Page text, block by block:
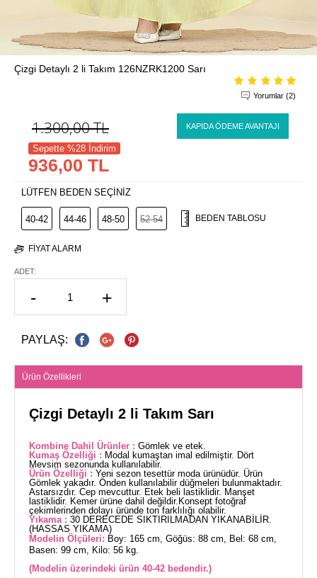
Çizgi Detaylı 2 li Takım 126NZRK1200 Sarı
Yorumlar (2)
1.300,00TL KAPIDA ÖDEME AVANTAJI
Sepette %28 İndirim
936,00 TL
LÜTFEN BEDEN SEÇİNİZ
40-42 44-46 48-50 52-54 BEDEN TABLOSU
FIYAT ALARM
ADET:
- +
PAYLAŞ:
Ürün Özellikleri
Çizgi Detaylı 2 li Takım Sarı
Kombine Dahil Ürünler : Gömlek ve etek.
Kumaş Özelliği : Modal kumaştan imal edilmiştir. Dört
Mevsim sezonunda kullanılabilir.
Ürün Özelliği : Yeni sezon tesettür moda ürünüdür. Ürün
Gömlek yakadır. Önden kullanılabilir düğmeleri bulunmaktadır.
Astarsızdır. Cep mevcuttur. Etek beli lastiklidir. Manşet
lastiklidir. Kemer ürüne dahil değildir.Konsept fotoğraf
çekimlerinden dolayı üründe ton farklılığı olabilir.
Yıkama : 30 DERECEDE SIKTIRILMADAN YIKANABİLİR.
(HASSAS YIKAMA)
Modelin Ölçüleri: Boy: 165 cm, Göğüs: 88 cm, Bel: 68 cm,
Basen: 99 cm, Kilo: 56 kg.
(Modelin üzerindeki ürün 40-42 bedendir.)